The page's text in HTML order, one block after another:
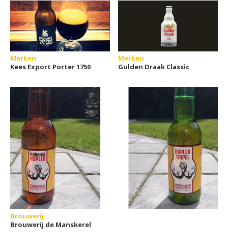
Merken
Kees Export Porter 1750
Merken
Gulden Draak Classic
Brouwerij
Brouwerij de Manskerel